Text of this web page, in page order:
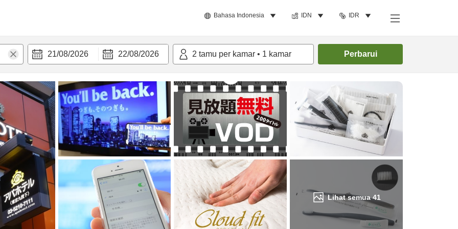
Bahasa Indonesia IDN IDR
21/08/2026 22/08/2026 2 tamu per kamar • 1 kamar Perbarui
Lihat semua41
Cari kamar